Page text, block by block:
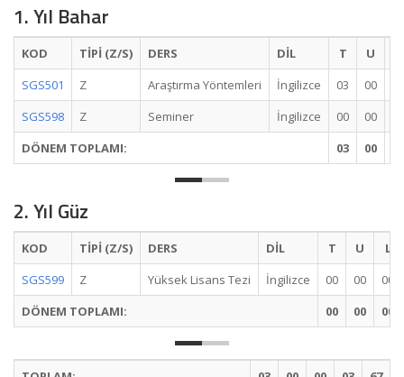
1. Yıl Bahar
KOD TİPİ (Z/S) DERS DİL T U
SGS501
Z Araştırma Yöntemleri İngilizce 03 00
SGS598
Z Seminer İngilizce 00 00
DÖNEM TOPLAMI:
03 00
2. Yıl Güz
KOD TİPİ (Z/S) DERS DİL T U
L
SGS599
Z Yüksek Lisans Tezi İngilizce 00 00
00
DÖNEM TOPLAMI:
00 00 00